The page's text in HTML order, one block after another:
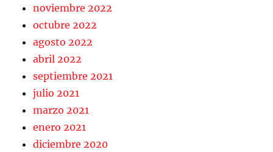
noviembre 2022
octubre 2022
agosto 2022
abril 2022
septiembre 2021
julio 2021
marzo 2021
enero 2021
diciembre 2020